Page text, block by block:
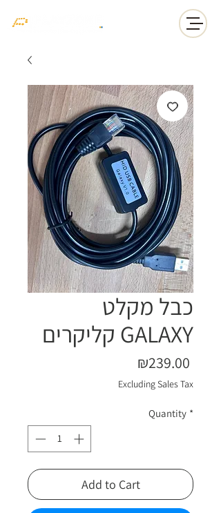
כבל מקלט
קליקרים GALAXY
₪239.00
Excluding Sales Tax
Quantity *
Add to Cart